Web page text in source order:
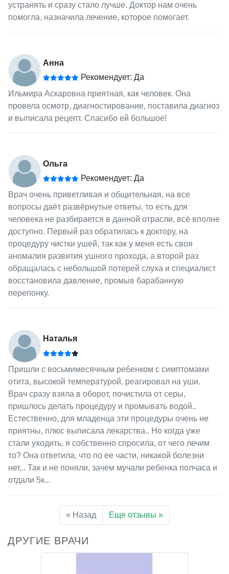
устранять и сразу стало лучше. Доктор нам очень
помогла, назначила лечение, которое помогает.
Анна
Рекомендует: Да
Ильмира Аскаровна приятная, как человек. Она
провела осмотр, диагностирование, поставила диагноз
и выписала рецепт. Спасибо ей большое!
Ольга
Рекомендует: Да
Врач очень приветливая и общительная, на все
вопросы даёт развёрнутые ответы, то есть для
человека не разбирается в данной отрасли, всё вполне
доступно. Первый раз обратилась к доктору, на
процедуру чистки ушей, так как у меня есть своя
аномалия развития ушного прохода, а второй раз
обращалась с небольшой потерей слуха и специалист
восстановила давление, промыв барабанную
перепонку.
Наталья
Пришли с восьмимесячным ребенком с симптомами
отита, высокой температурой, реагировал на уши.
Врач сразу взяла в оборот, почистила от серы,
пришлось делать процедуру и промывать водой..
Естественно, для младенца эти процедуры очень не
приятны, плюс выписала лекарства.. Но когда уже
стали уходить, я собственно спросила, от чего лечим
то? Она ответила, что по ее части, никакой болезни
нет... Так и не поняли, зачем мучали ребенка полчаса и
отдали 5к...
« Назад Еще отзывы »
ДРУГИЕ ВРАЧИ